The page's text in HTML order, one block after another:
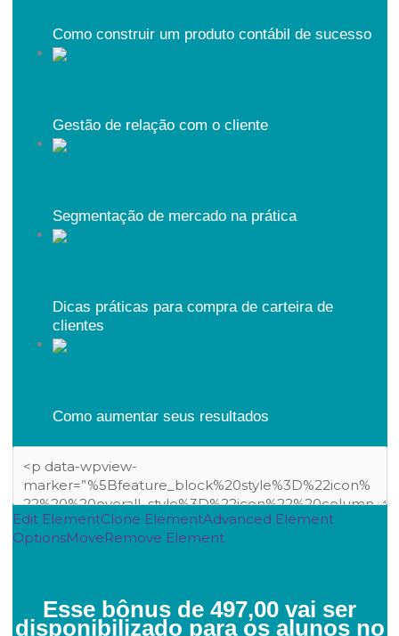
Como construir um produto contábil de sucesso
Gestão de relação com o cliente
Segmentação de mercado na prática
Dicas práticas para compra de carteira de
clientes
Como aumentar seus resultados
Edit ElementClone ElementAdvanced Element
OptionsMoveRemove Element
Esse bônus de 497,00 vai ser
disponibilizado para os alunos no